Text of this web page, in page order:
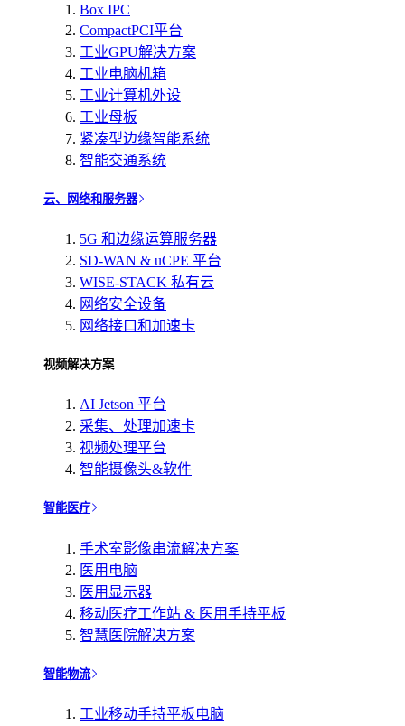
Box IPC
CompactPCI平台
工业GPU解决方案
工业电脑机箱
工业计算机外设
工业母板
紧凑型边缘智能系统
智能交通系统
云、网络和服务器
5G 和边缘运算服务器
SD-WAN & uCPE 平台
WISE-STACK 私有云
网络安全设备
网络接口和加速卡
视频解决方案
AI Jetson 平台
采集、处理加速卡
视频处理平台
智能摄像头&软件
智能医疗
手术室影像串流解决方案
医用电脑
医用显示器
移动医疗工作站 & 医用手持平板
智慧医院解决方案
智能物流
工业移动手持平板电脑